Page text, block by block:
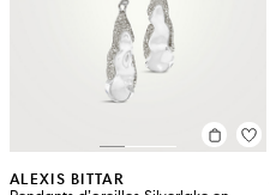
ALEXIS BITTAR